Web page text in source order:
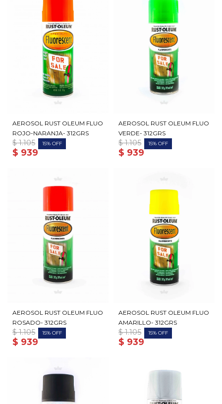
AEROSOL RUST OLEUM FLUO
ROJO-NARANJA- 312GRS
$ 939
$ 1.105 15
AEROSOL RUST OLEUM FLUO
VERDE- 312GRS
$ 939
$ 1.105 15
AEROSOL RUST OLEUM FLUO
ROSADO- 312GRS
$ 939
$ 1.105 15
AEROSOL RUST OLEUM FLUO
AMARILLO- 312GRS
$ 939
$ 1.105 15